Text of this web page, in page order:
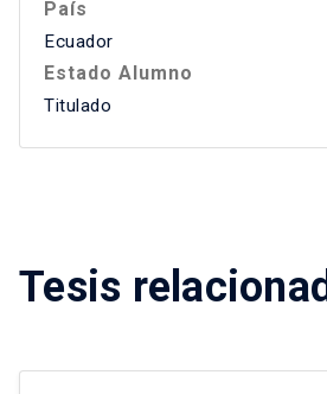
País
Ecuador
Estado Alumno
Titulado
Tesis